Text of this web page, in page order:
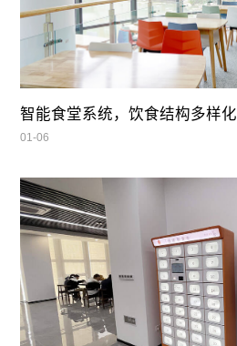
智能食堂系统，饮食结构多样化
01-06